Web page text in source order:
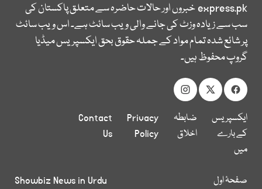
express.pkخبروں اور حالات حاضرہ سے متعلق پاکستان کی
سب سے زیادہ وزٹ کی جانے والی ویب سائٹ ہے۔ اس ویب سائٹ
پر شائع شدہ تمام مواد کے جملہ حقوق بحق ایکسپریس میڈیا
گروپ محفوظ ہیں۔
ایکسپریس
کے بارے
میں
ضابطہ
اخلاق
Privacy
Policy
Contact
Us
صفحۂ اول
Showbiz News in Urdu